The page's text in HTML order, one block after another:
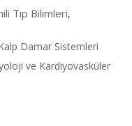
Tıp Bilimleri,
Damar Sistemleri
ve Kardiyovasküler